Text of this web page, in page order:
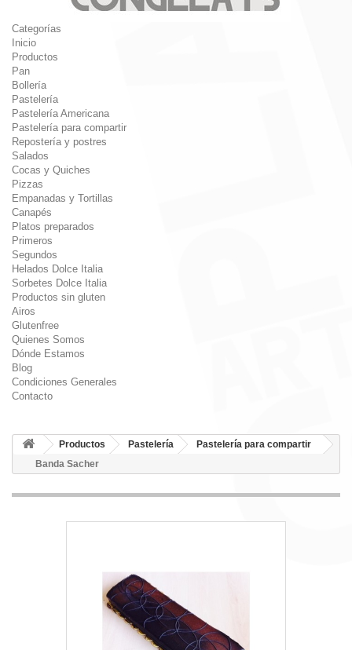
Categorías
Inicio
Productos
Pan
Bollería
Pastelería
Pastelería Americana
Pastelería para compartir
Repostería y postres
Salados
Cocas y Quiches
Pizzas
Empanadas y Tortillas
Canapés
Platos preparados
Primeros
Segundos
Helados Dolce Italia
Sorbetes Dolce Italia
Productos sin gluten
Airos
Glutenfree
Quienes Somos
Dónde Estamos
Blog
Condiciones Generales
Contacto
Productos Pastelería
Pastelería para compartir
Banda Sacher